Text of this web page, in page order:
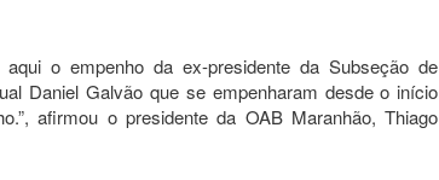
o empenho da ex-presidente da Subseção de
Daniel Galvão que se empenharam desde o início
afirmou o presidente da OAB Maranhão, Thiago